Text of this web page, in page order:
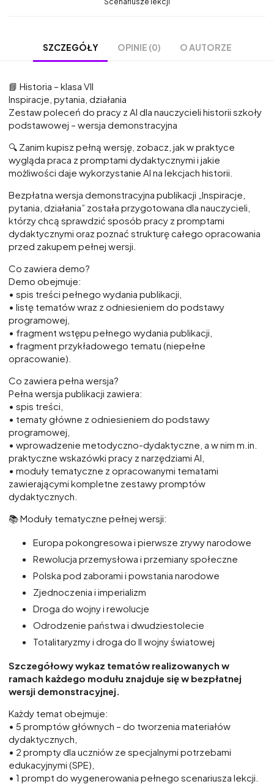
SZCZEGÓŁY OPINIE (0) O AUTORZE
📘 Historia – klasa VII
Inspiracje, pytania, działania
Zestaw poleceń do pracy z AI dla nauczycieli historii szkoły
podstawowej – wersja demonstracyjna
🔍 Zanim kupisz pełną wersję, zobacz, jak w praktyce
wygląda praca z promptami dydaktycznymi i jakie
możliwości daje wykorzystanie AI na lekcjach historii.
Bezpłatna wersja demonstracyjna publikacji „Inspiracje,
pytania, działania” została przygotowana dla nauczycieli,
którzy chcą sprawdzić sposób pracy z promptami
dydaktycznymi oraz poznać strukturę całego opracowania
przed zakupem pełnej wersji.
Co zawiera demo?
Demo obejmuje:
• spis treści pełnego wydania publikacji,
• listę tematów wraz z odniesieniem do podstawy
programowej,
• fragment wstępu pełnego wydania publikacji,
• fragment przykładowego tematu (niepełne
opracowanie).
Co zawiera pełna wersja?
Pełna wersja publikacji zawiera:
• spis treści,
• tematy główne z odniesieniem do podstawy
programowej,
• wprowadzenie metodyczno-dydaktyczne, a w nim m.in.
praktyczne wskazówki pracy z narzędziami AI,
• moduły tematyczne z opracowanymi tematami
zawierającymi kompletne zestawy promptów
dydaktycznych.
📚 Moduły tematyczne pełnej wersji:
Europa pokongresowa i pierwsze zrywy narodowe
Rewolucja przemysłowa i przemiany społeczne
Polska pod zaborami i powstania narodowe
Zjednoczenia i imperializm
Droga do wojny i rewolucje
Odrodzenie państwa i dwudziestolecie
Totalitaryzmy i droga do II wojny światowej
Szczegółowy wykaz tematów realizowanych w
ramach każdego modułu znajduje się w bezpłatnej
wersji demonstracyjnej.
Każdy temat obejmuje:
• 5 promptów głównych – do tworzenia materiałów
dydaktycznych,
• 2 prompty dla uczniów ze specjalnymi potrzebami
edukacyjnymi (SPE),
• 1 prompt do wygenerowania pełnego scenariusza lekcji.